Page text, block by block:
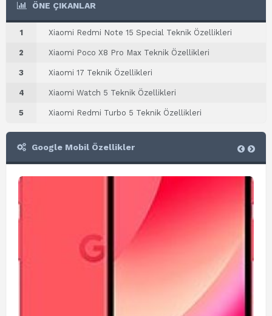
ÖNE ÇIKANLAR
1 Xiaomi Redmi Note 15 Special Teknik Özellikleri
2 Xiaomi Poco X8 Pro Max Teknik Özellikleri
3 Xiaomi 17 Teknik Özellikleri
4 Xiaomi Watch 5 Teknik Özellikleri
5 Xiaomi Redmi Turbo 5 Teknik Özellikleri
Google Mobil Özellikler